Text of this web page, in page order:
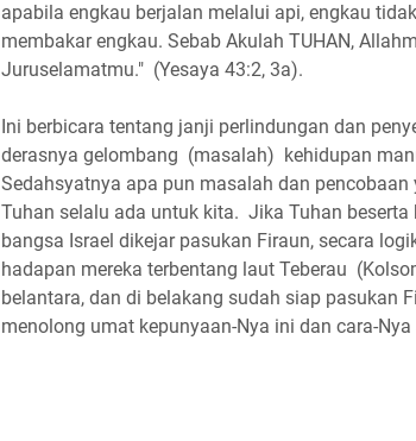
apabila engkau berjalan melalui api, engkau
membakar engkau. Sebab Akulah TUHAN,
Juruselamatmu." (Yesaya 43:2, 3a).
Ini berbicara tentang janji perlindungan dan
derasnya gelombang (masalah) kehidupan
Sedahsyatnya apa pun masalah dan
Tuhan selalu ada untuk kita. Jika Tuhan
bangsa Israel dikejar pasukan Firaun, secara
hadapan mereka terbentang laut Teberau
belantara, dan di belakang sudah siap pasukan
menolong umat kepunyaan-Nya ini dan cara-